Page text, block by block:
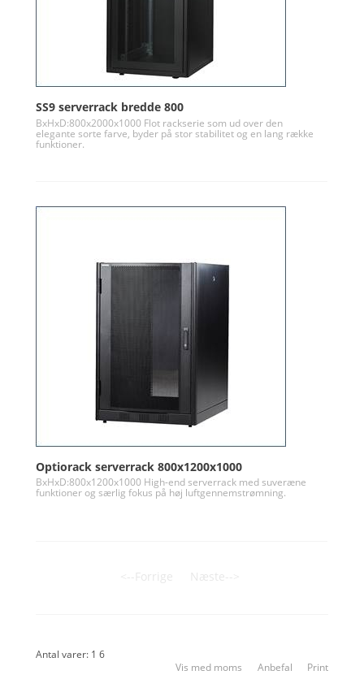
SS9 serverrack bredde 800
BxHxD:800x2000x1000 Flot rackserie som ud over den
elegante sorte farve, byder på stor stabilitet og en lang række
funktioner.
Optiorack serverrack 800x1200x1000
BxHxD:800x1200x1000 High-end serverrack med suveræne
funktioner og særlig fokus på høj luftgennemstrømning.
<--Forrige Næste-->
Antal varer: 1 6
Vis med moms
Anbefal Print